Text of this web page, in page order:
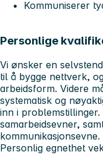
Kommuniserer
Personlige
Vi ønsker en
til å bygge nettverk,
arbeidsform. Videre
systematisk og
inn i problemstillinger.
samarbeidsevner,
kommunikasjonsevne.
Personlig egnethet